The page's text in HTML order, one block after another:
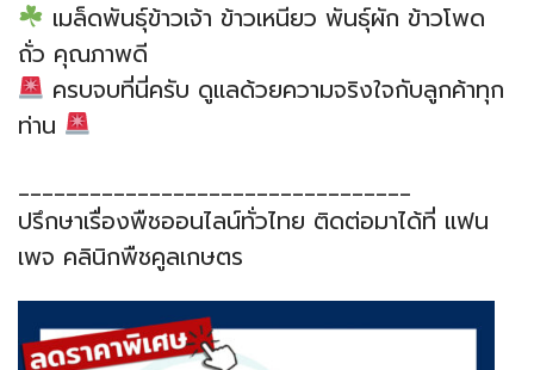
เมล็ดพันธุ์ข้าวเจ้า ข้าวเหนียว พันธุ์ผัก ข้าวโพด
ถั่ว คุณภาพดี
ครบจบที่นี่ครับ ดูแลด้วยความจริงใจกับลูกค้าทุก
ท่าน
_________________________________
ปรึกษาเรื่องพืชออนไลน์ทั่วไทย ติดต่อมาได้ที่ แฟน
เพจ คลินิกพืชคูลเกษตร